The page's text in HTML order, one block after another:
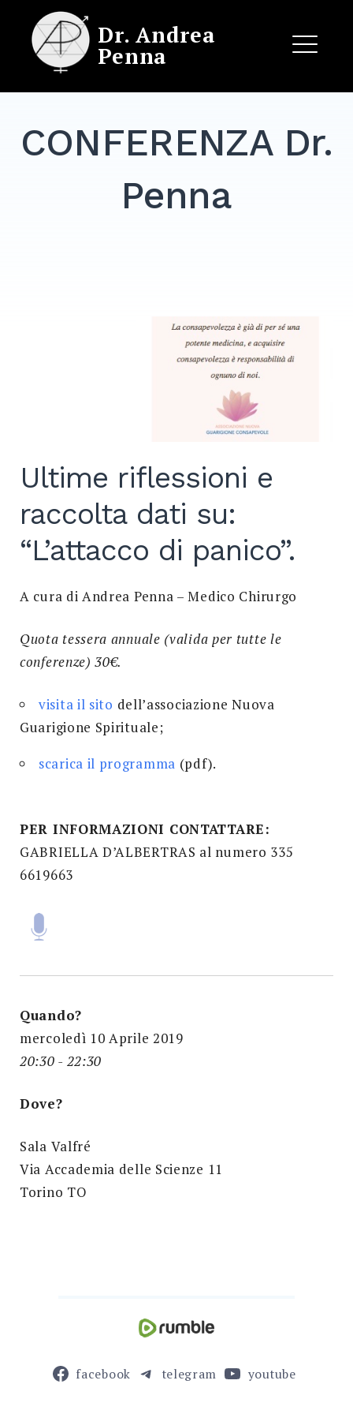
content
Dr. Andrea
Penna
EXPAND
CONFERENZA Dr.
Penna
Ultime riflessioni e
raccolta dati su:
“L’attacco di panico”.
A cura di Andrea Penna – Medico Chirurgo
Quota tessera annuale (valida per tutte le
conferenze) 30€.
visita il sito dell’associazione Nuova
Guarigione Spirituale;
scarica il programma (pdf).
PER INFORMAZIONI CONTATTARE:
GABRIELLA D’ALBERTRAS al numero 335
6619663
Quando?
mercoledì 10 Aprile 2019
20:30 - 22:30
Dove?
Sala Valfré
Via Accademia delle Scienze 11
Torino TO
facebook telegram youtube